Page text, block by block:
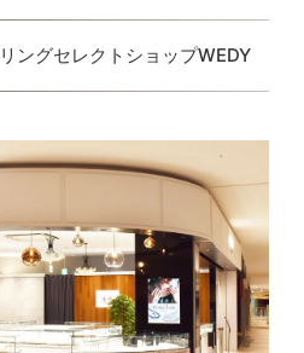
ングセレクトショップWEDY